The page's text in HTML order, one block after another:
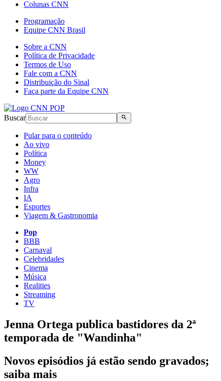
Colunas CNN
Programação
Equipe CNN Brasil
Sobre a CNN
Política de Privacidade
Termos de Uso
Fale com a CNN
Distribuição do Sinal
Faça parte da Equipe CNN
Buscar
Pular para o conteúdo
Ao vivo
Política
Money
WW
Agro
Infra
IA
Esportes
Viagem & Gastronomia
Pop
BBB
Carnaval
Celebridades
Cinema
Música
Realities
Streaming
TV
Jenna Ortega publica bastidores da 2ª
temporada de "Wandinha"
Novos episódios já estão sendo gravados;
saiba mais